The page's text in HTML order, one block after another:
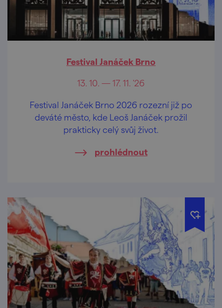
Festival Janáček Brno
13. 10. — 17. 11. '26
Festival Janáček Brno 2026 rozezní již po
deváté město, kde Leoš Janáček prožil
prakticky celý svůj život.
prohlédnout